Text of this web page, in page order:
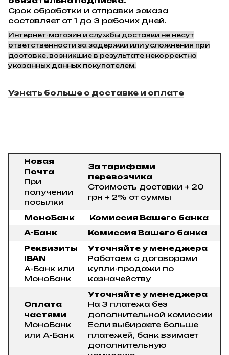
Срок обработки и отправки заказа
составляет от 1 до 3 рабочих дней.
Интернет-магазин и службы доставки не несут
ответственности за задержки или усложнения при
доставке, возникшие в результате некорректно
указанных данных покупателем.
Узнать больше о доставке и оплате
Новая
Почта
При
получении
посылки
За тарифами
перевозчика
Стоимость доставки + 20
грн + 2% от суммы
МоноБанк
Комиссия Вашего банка
А-Банк
Комиссия Вашего банка
Реквизиты
IBAN
А-Банк или
МоноБанк
Уточняйте у менеджера
Работаем с договорами
купли-продажи по
казначейству
Оплата
частями
МоноБанк
или А-Банк
Уточняйте у менеджера
На 3 платежа без
дополнительной комиссии
Если выбираете больше
платежей, банк взимает
дополнительную